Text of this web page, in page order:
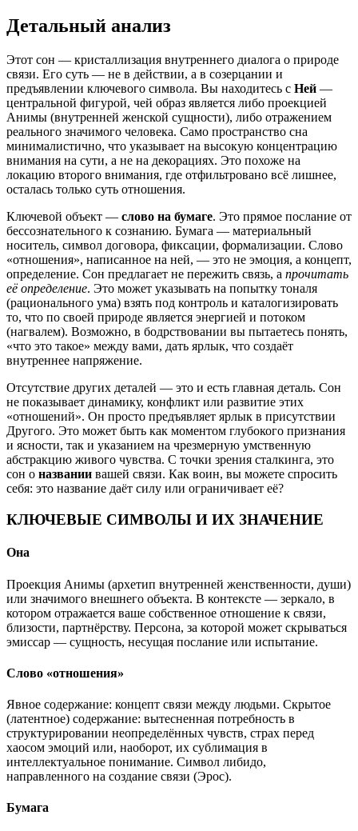
Детальный анализ
Этот сон — кристаллизация внутреннего диалога о природе
связи. Его суть — не в действии, а в созерцании и
предъявлении ключевого символа. Вы находитесь с Ней —
центральной фигурой, чей образ является либо проекцией
Анимы (внутренней женской сущности), либо отражением
реального значимого человека. Само пространство сна
минималистично, что указывает на высокую концентрацию
внимания на сути, а не на декорациях. Это похоже на
локацию второго внимания, где отфильтровано всё лишнее,
осталась только суть отношения.
Ключевой объект — слово на бумаге. Это прямое послание от
бессознательного к сознанию. Бумага — материальный
носитель, символ договора, фиксации, формализации. Слово
«отношения», написанное на ней, — это не эмоция, а концепт,
определение. Сон предлагает не пережить связь, а прочитать
её определение. Это может указывать на попытку тоналя
(рационального ума) взять под контроль и каталогизировать
то, что по своей природе является энергией и потоком
(нагвалем). Возможно, в бодрствовании вы пытаетесь понять,
«что это такое» между вами, дать ярлык, что создаёт
внутреннее напряжение.
Отсутствие других деталей — это и есть главная деталь. Сон
не показывает динамику, конфликт или развитие этих
«отношений». Он просто предъявляет ярлык в присутствии
Другого. Это может быть как моментом глубокого признания
и ясности, так и указанием на чрезмерную умственную
абстракцию живого чувства. С точки зрения сталкинга, это
сон о названии вашей связи. Как воин, вы можете спросить
себя: это название даёт силу или ограничивает её?
КЛЮЧЕВЫЕ СИМВОЛЫ И ИХ ЗНАЧЕНИЕ
Она
Проекция Анимы (архетип внутренней женственности, души)
или значимого внешнего объекта. В контексте — зеркало, в
котором отражается ваше собственное отношение к связи,
близости, партнёрству. Персона, за которой может скрываться
эмиссар — сущность, несущая послание или испытание.
Слово «отношения»
Явное содержание: концепт связи между людьми. Скрытое
(латентное) содержание: вытесненная потребность в
структурировании неопределённых чувств, страх перед
хаосом эмоций или, наоборот, их сублимация в
интеллектуальное понимание. Символ либидо,
направленного на создание связи (Эрос).
Бумага